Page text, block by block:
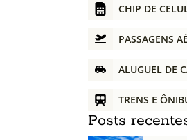
CHIP DE
PASSAGENS
ALUGUEL DE
TRENS E
Posts